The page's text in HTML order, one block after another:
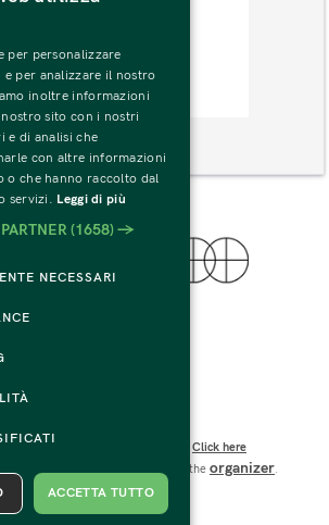
Buy
e P.IVA 01594270207
Te n.19 – 46100 Mantova
Click here
program and the event, contact the organizer.
Accessibility statement
per personalizzare
per analizzare il nostro
inoltre informazioni
sito con i nostri
e di analisi che
con altre informazioni
o che hanno raccolto dal
servizi. Leggi di più
(1658) →
NECESSARI
ACCETTA TUTTO